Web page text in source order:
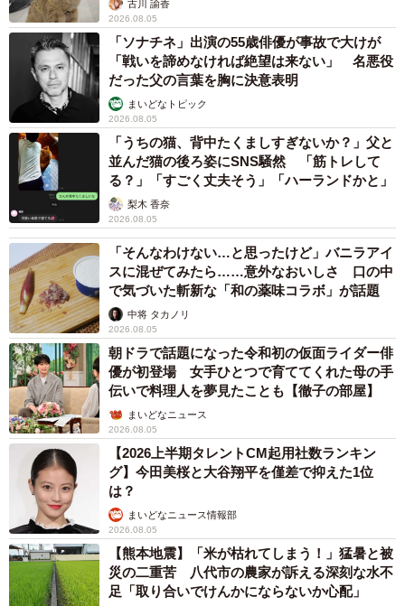
古川 諭香
2026.08.05
「ソナチネ」出演の55歳俳優が事故で大けが
「戦いを諦めなければ絶望は来ない」 名悪役
だった父の言葉を胸に決意表明
まいどなトピック
2026.08.05
「うちの猫、背中たくましすぎないか？」父と
並んだ猫の後ろ姿にSNS騒然 「筋トレして
る？」「すごく丈夫そう」「ハーランドかと」
梨木 香奈
2026.08.05
「そんなわけない…と思ったけど」バニラアイ
スに混ぜてみたら……意外なおいしさ 口の中
で気づいた斬新な「和の薬味コラボ」が話題
中将 タカノリ
2026.08.05
朝ドラで話題になった令和初の仮面ライダー俳
優が初登場 女手ひとつで育ててくれた母の手
伝いで料理人を夢見たことも【徹子の部屋】
まいどなニュース
2026.08.05
【2026上半期タレントCM起用社数ランキン
グ】今田美桜と大谷翔平を僅差で抑えた1位
は？
まいどなニュース情報部
2026.08.05
【熊本地震】「米が枯れてしまう！」猛暑と被
災の二重苦 八代市の農家が訴える深刻な水不
足「取り合いでけんかにならないか心配」